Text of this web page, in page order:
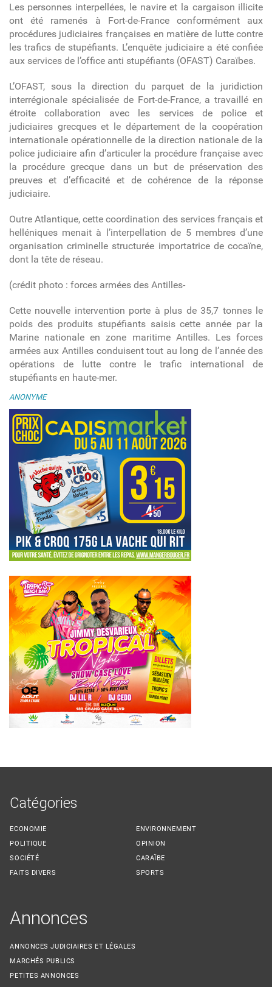
Les personnes interpellées, le navire et la cargaison illicite
ont été ramenés à Fort-de-France conformément aux
procédures judiciaires françaises en matière de lutte contre
les trafics de stupéfiants. L’enquête judiciaire a été confiée
aux services de l’office anti stupéfiants (OFAST) Caraïbes.
L’OFAST, sous la direction du parquet de la juridiction
interrégionale spécialisée de Fort-de-France, a travaillé en
étroite collaboration avec les services de police et
judiciaires grecques et le département de la coopération
internationale opérationnelle de la direction nationale de la
police judiciaire afin d’articuler la procédure française avec
la procédure grecque dans un but de préservation des
preuves et d’efficacité et de cohérence de la réponse
judiciaire.
Outre Atlantique, cette coordination des services français et
helléniques menait à l’interpellation de 5 membres d’une
organisation criminelle structurée importatrice de cocaïne,
dont la tête de réseau.
(crédit photo : forces armées des Antilles-
Cette nouvelle intervention porte à plus de 35,7 tonnes le
poids des produits stupéfiants saisis cette année par la
Marine nationale en zone maritime Antilles. Les forces
armées aux Antilles conduisent tout au long de l’année des
opérations de lutte contre le trafic international de
stupéfiants en haute-mer.
ANONYME
Catégories
ECONOMIE
POLITIQUE
SOCIÉTÉ
FAITS DIVERS
ENVIRONNEMENT
OPINION
CARAÏBE
SPORTS
Annonces
ANNONCES JUDICIAIRES ET LÉGALES
MARCHÉS PUBLICS
PETITES ANNONCES